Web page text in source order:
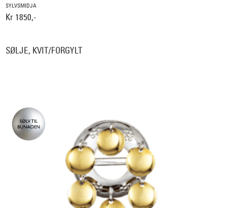
SYLVSMIDJA
Kr 1850,-
SØLJE, KVIT/FORGYLT